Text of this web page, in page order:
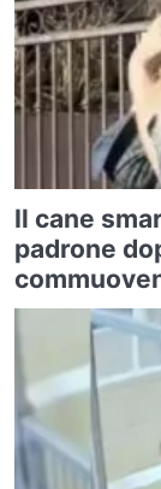
Il cane
padrone